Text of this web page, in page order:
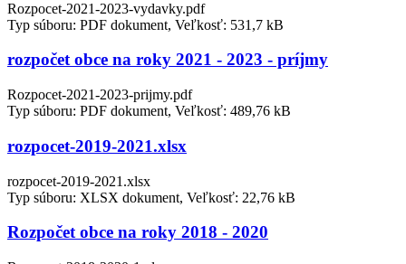
Rozpocet-2021-2023-vydavky.pdf
Typ súboru: PDF dokument, Veľkosť: 531,7 kB
rozpočet obce na roky 2021 - 2023 - príjmy
Rozpocet-2021-2023-prijmy.pdf
Typ súboru: PDF dokument, Veľkosť: 489,76 kB
rozpocet-2019-2021.xlsx
rozpocet-2019-2021.xlsx
Typ súboru: XLSX dokument, Veľkosť: 22,76 kB
Rozpočet obce na roky 2018 - 2020